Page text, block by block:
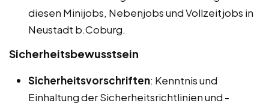
diesen Minijobs, Nebenjobs und Vollzeitjobs in
Neustadt b.Coburg.
Sicherheitsbewusstsein
Sicherheitsvorschriften: Kenntnis und
Einhaltung der Sicherheitsrichtlinien und -